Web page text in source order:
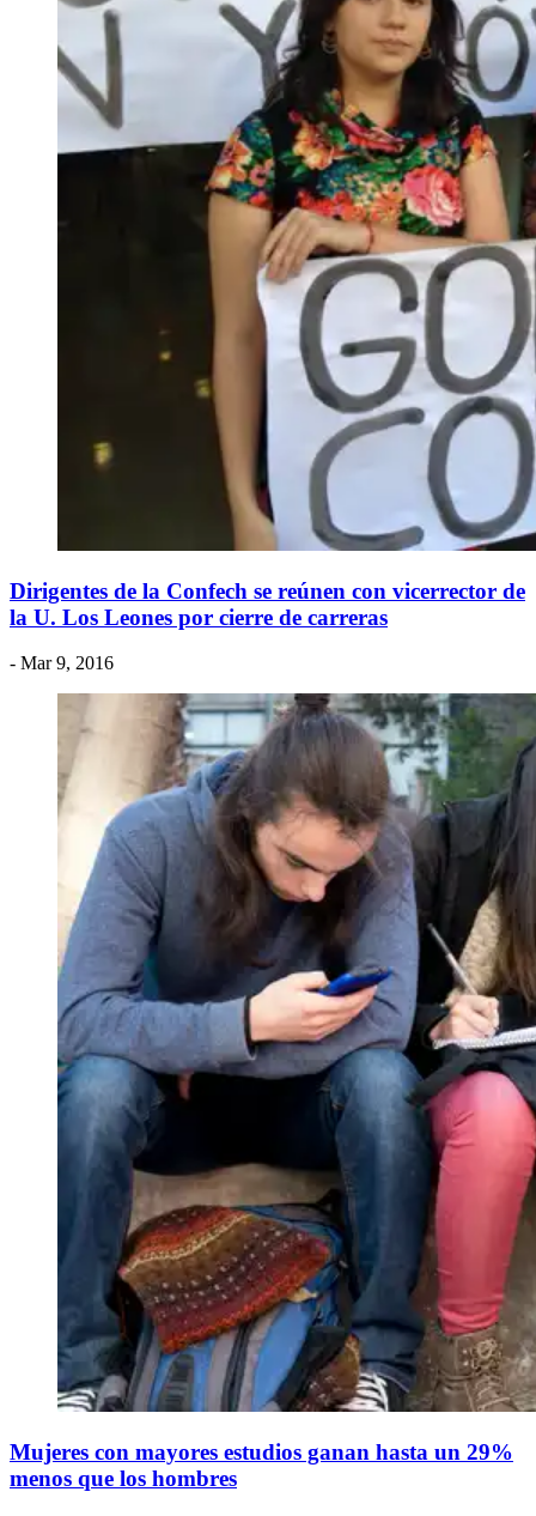
Dirigentes de la Confech se reúnen con vicerrector de
la U. Los Leones por cierre de carreras
- Mar 9, 2016
Mujeres con mayores estudios ganan hasta un 29%
menos que los hombres